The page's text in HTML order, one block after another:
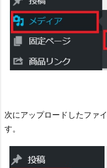
次にアップロードしたファ
す。